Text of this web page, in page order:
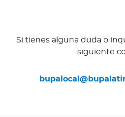
Si tienes alguna duda o
siguiente